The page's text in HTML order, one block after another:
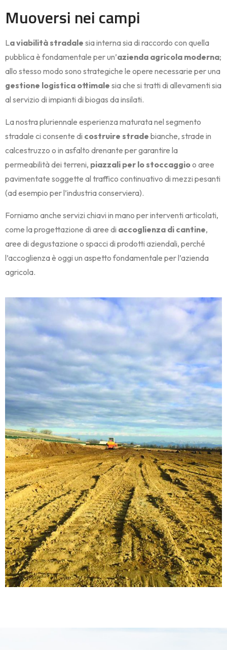
Muoversi nei campi
La viabilità stradale sia interna sia di raccordo con quella
pubblica è fondamentale per un’azienda agricola moderna;
allo stesso modo sono strategiche le opere necessarie per una
gestione logistica ottimale sia che si tratti di allevamenti sia
al servizio di impianti di biogas da insilati.
La nostra pluriennale esperienza maturata nel segmento
stradale ci consente di costruire strade bianche, strade in
calcestruzzo o in asfalto drenante per garantire la
permeabilità dei terreni, piazzali per lo stoccaggioo aree
pavimentate soggette al traffico continuativo di mezzi pesanti
(ad esempio per l’industria conserviera).
Forniamo anche servizi chiavi in mano per interventi articolati,
come la progettazione di aree di accoglienza di cantine,
aree di degustazione o spacci di prodotti aziendali, perché
l’accoglienza è oggi un aspetto fondamentale per l’azienda
agricola.